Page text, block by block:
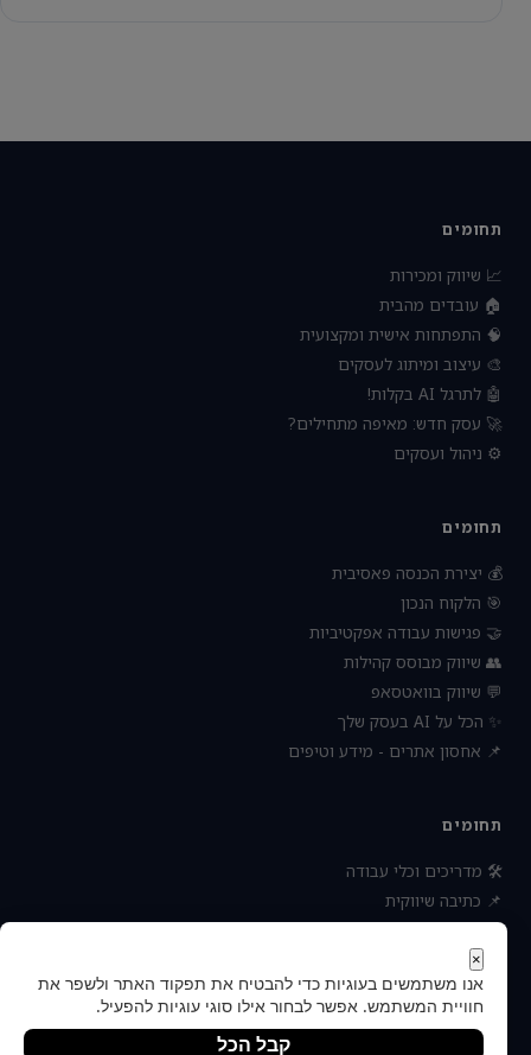
תחומים
📈 שיווק ומכירות
🏠 עובדים מהבית
🧠 התפתחות אישית ומקצועית
🎨 עיצוב ומיתוג לעסקים
🤖 לתרגל AI בקלות!
🚀 עסק חדש: מאיפה מתחילים?
⚙️ ניהול ועסקים
תחומים
💰 יצירת הכנסה פאסיבית
🎯 הלקוח הנכון
🤝 פגישות עבודה אפקטיביות
👥 שיווק מבוסס קהילות
💬 שיווק בוואטסאפ
✨ הכל על AI בעסק שלך
📌 אחסון אתרים - מידע וטיפים
תחומים
🛠 מדריכים וכלי עבודה
📌 כתיבה שיווקית
📌 socialbee מפלצת המדיה
📌 נטוורקינג וקשרים עסקיים
📌 חדשות כלכלה ועסקים
×
אנו משתמשים בעוגיות כדי להבטיח את תפקוד האתר ולשפר את
חוויית המשתמש. אפשר לבחור אילו סוגי עוגיות להפעיל.
קבל הכל